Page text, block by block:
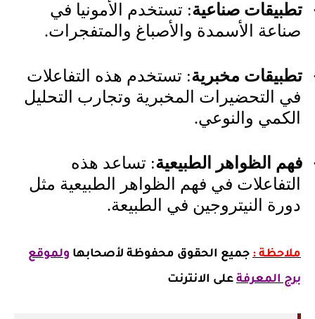
تطبيقات صناعية: تستخدم الأمونيا في
صناعة الأسمدة والأصباغ والمتفجرات.
تطبيقات مخبرية: تستخدم هذه التفاعلات
في التحضيرات المخبرية وتجارب التحليل
الكمي والنوعي.
فهم الظواهر الطبيعية: تساعد هذه
التفاعلات في فهم الظواهر الطبيعية مثل
دورة النيتروجين في الطبيعة.
ملاحظة : جميع الحقوق محفوظة لأصحابها ولموقع
برج المعرفة على الانترنت